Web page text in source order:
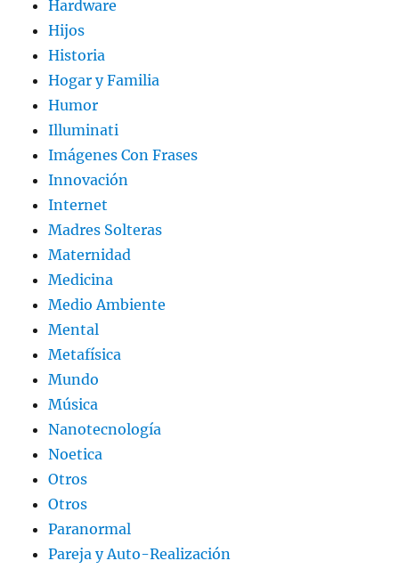
Hardware
Hijos
Historia
Hogar y Familia
Humor
Illuminati
Imágenes Con Frases
Innovación
Internet
Madres Solteras
Maternidad
Medicina
Medio Ambiente
Mental
Metafísica
Mundo
Música
Nanotecnología
Noetica
Otros
Otros
Paranormal
Pareja y Auto-Realización